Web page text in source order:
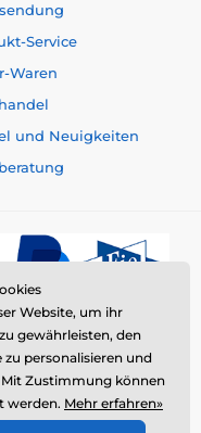
Service
Waren
und Neuigkeiten
E-Shop erstellt von
Website, um ihr
gewährleisten, den
personalisieren und
Zustimmung können
werden. Mehr erfahren»